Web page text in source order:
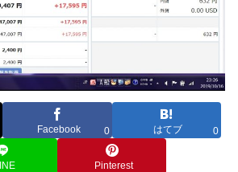
Facebook 0 はてブ 0
Pinterest